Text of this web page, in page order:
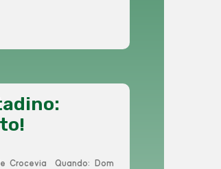
Crocevia Quando: Dom